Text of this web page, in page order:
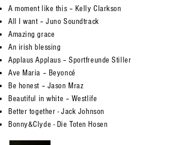
A moment like this – Kelly Clarkson
All I want – Juno Soundtrack
Amazing grace
An irish blessing
Applaus Applaus – Sportfreunde Stiller
Ave Maria – Beyoncé
Be honest – Jason Mraz
Beautiful in white – Westlife
Better together - Jack Johnson
Bonny&Clyde - Die Toten Hosen​​​​